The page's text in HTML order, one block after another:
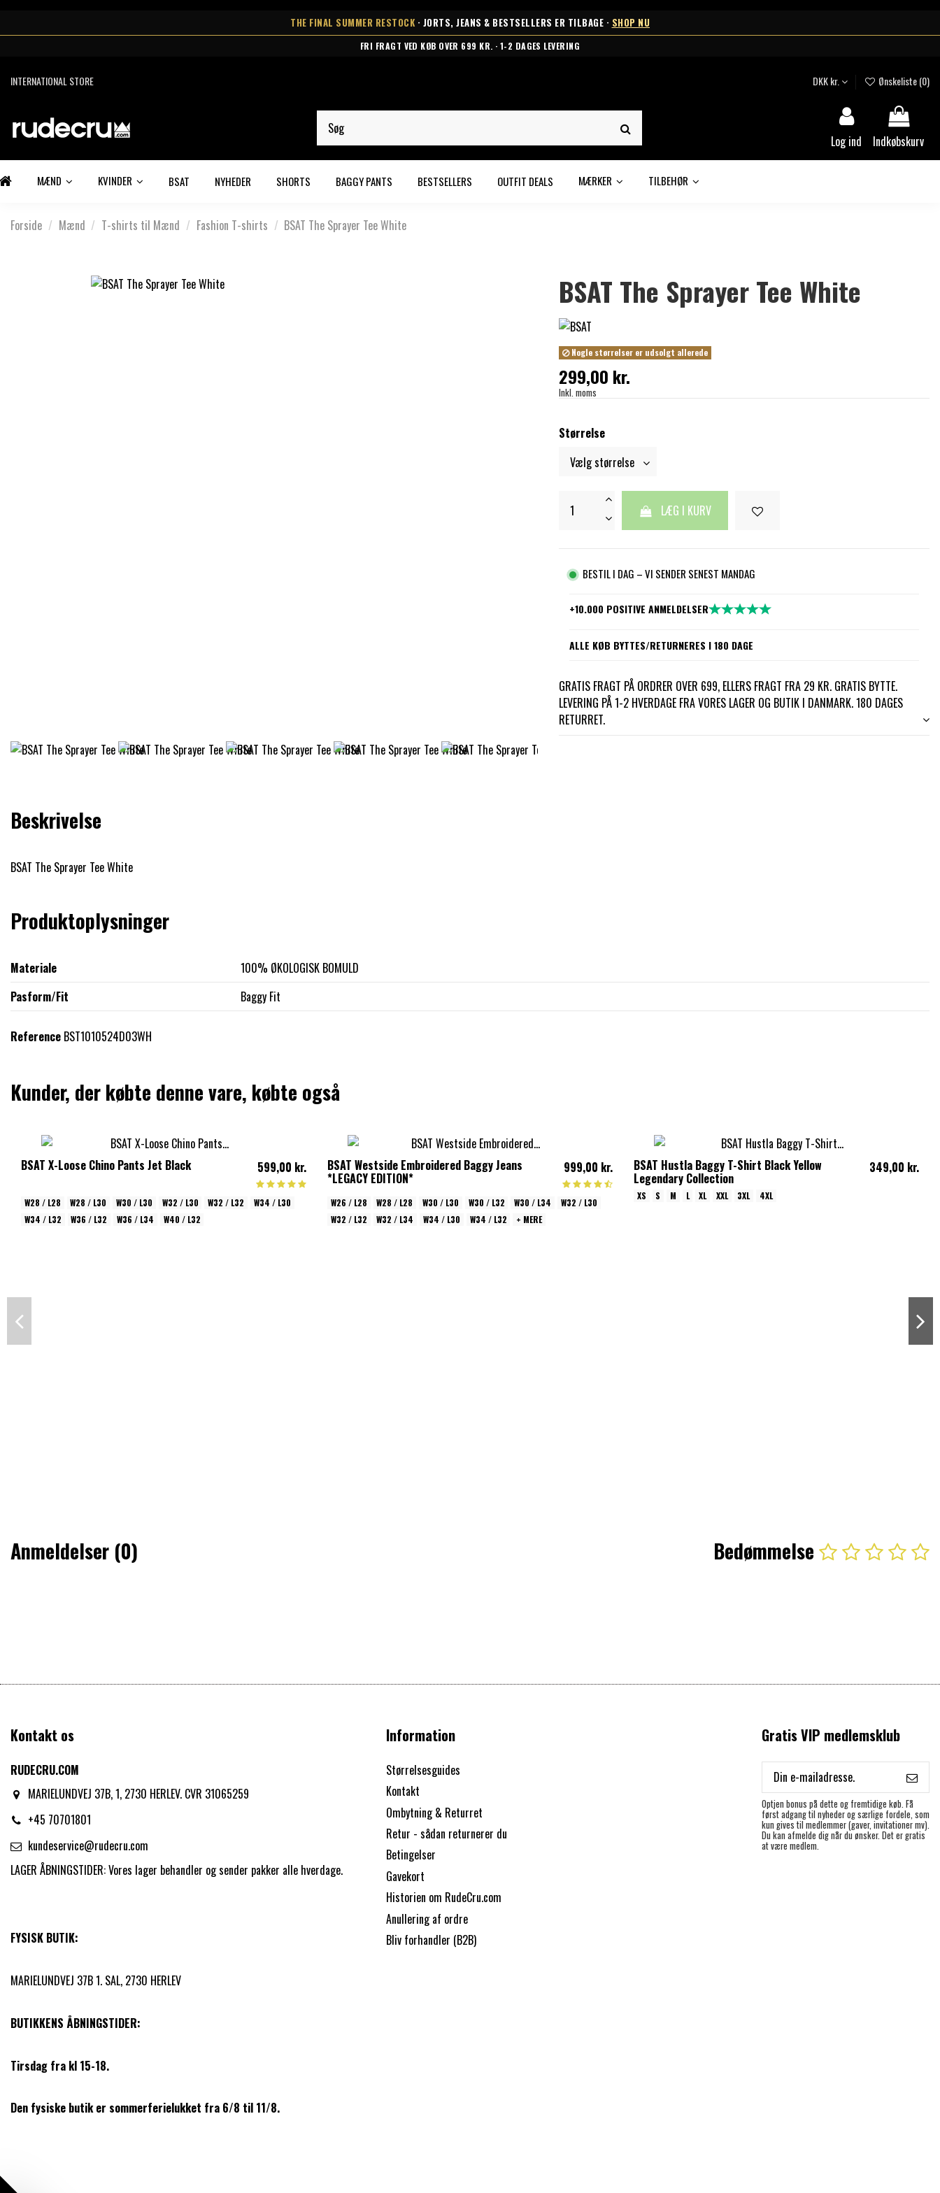
THE FINAL SUMMER RESTOCK · JORTS, JEANS & BESTSELLERS ER TILBAGE · SHOP NU
FRI FRAGT VED KØB OVER 699 KR. · 1-2 DAGES LEVERING
INTERNATIONAL STORE DKK kr. Ønskeliste (0)
Log ind Indkøbskurv
MÆND KVINDER BSAT NYHEDER SHORTS BAGGY PANTS BESTSELLERS OUTFIT DEALS MÆRKER TILBEHØR
Forside Mænd T-shirts til Mænd Fashion T-shirts BSAT The Sprayer Tee White
BSAT The Sprayer Tee White
Nogle størrelser er udsolgt allerede
299,00 kr.
Inkl. moms
Størrelse
LÆG I KURV
BESTIL I DAG – VI SENDER SENEST MANDAG
+10.000 POSITIVE ANMELDELSER
ALLE KØB BYTTES/RETURNERES I 180 DAGE
GRATIS FRAGT PÅ ORDRER OVER 699, ELLERS FRAGT FRA 29 KR. GRATIS BYTTE.
LEVERING PÅ 1-2 HVERDAGE FRA VORES LAGER OG BUTIK I DANMARK. 180 DAGES
RETURRET.
Beskrivelse
BSAT The Sprayer Tee White
Produktoplysninger
Materiale
100% ØKOLOGISK BOMULD
Pasform/Fit
Baggy Fit
Reference BST1010524D03WH
Kunder, der købte denne vare, købte også
BSAT X-Loose Chino Pants Jet Black 599,00 kr.
W28 / L28 W28 / L30 W30 / L30 W32 / L30 W32 / L32
W34 / L30
W34 / L32
W36 / L32 W36 / L34 W40 / L32
BSAT Westside Embroidered Baggy Jeans
*LEGACY EDITION*
999,00 kr.
W26 / L28 W28 / L28 W30 / L30 W30 / L32 W30 / L34
W32 / L30
W32 / L32
W32 / L34 W34 / L30 W34 / L32 + MERE
BSAT Hustla Baggy T-Shirt Black Yellow
Legendary Collection
349,00 kr.
XS S M L XL XXL 3XL 4XL
Bedømmelse
Anmeldelser (0)
Kontakt os
RUDECRU.COM
MARIELUNDVEJ 37B, 1, 2730 HERLEV. CVR 31065259
+45 70701801
kundeservice@rudecru.com
LAGER ÅBNINGSTIDER: Vores lager behandler og sender pakker alle hverdage.
FYSISK BUTIK:
MARIELUNDVEJ 37B 1. SAL, 2730 HERLEV
BUTIKKENS ÅBNINGSTIDER:
Tirsdag fra kl 15-18.
Den fysiske butik er sommerferielukket fra 6/8 til 11/8.
Information
Størrelsesguides
Kontakt
Ombytning & Returret
Retur - sådan returnerer du
Betingelser
Gavekort
Historien om RudeCru.com
Anullering af ordre
Bliv forhandler (B2B)
Gratis VIP medlemsklub
Optjen bonus på dette og fremtidige køb. Få
først adgang til nyheder og særlige fordele, som
kun gives til medlemmer (gaver, invitationer mv).
Du kan afmelde dig når du ønsker. Det er gratis
at være medlem.